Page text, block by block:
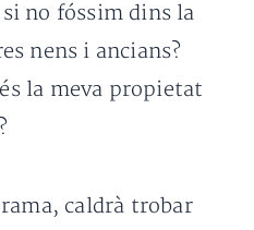
no fóssim dins la
nens i ancians?
la meva propietat
caldrà trobar